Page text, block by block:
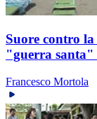
Suore contro
"guerra santa"
Francesco Mortola